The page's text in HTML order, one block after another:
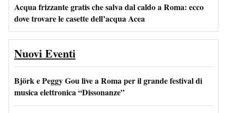
Acqua frizzante gratis che salva dal caldo a Roma: ecco
dove trovare le casette dell’acqua Acea
Nuovi Eventi
Björk e Peggy Gou live a Roma per il grande festival di
musica elettronica “Dissonanze”